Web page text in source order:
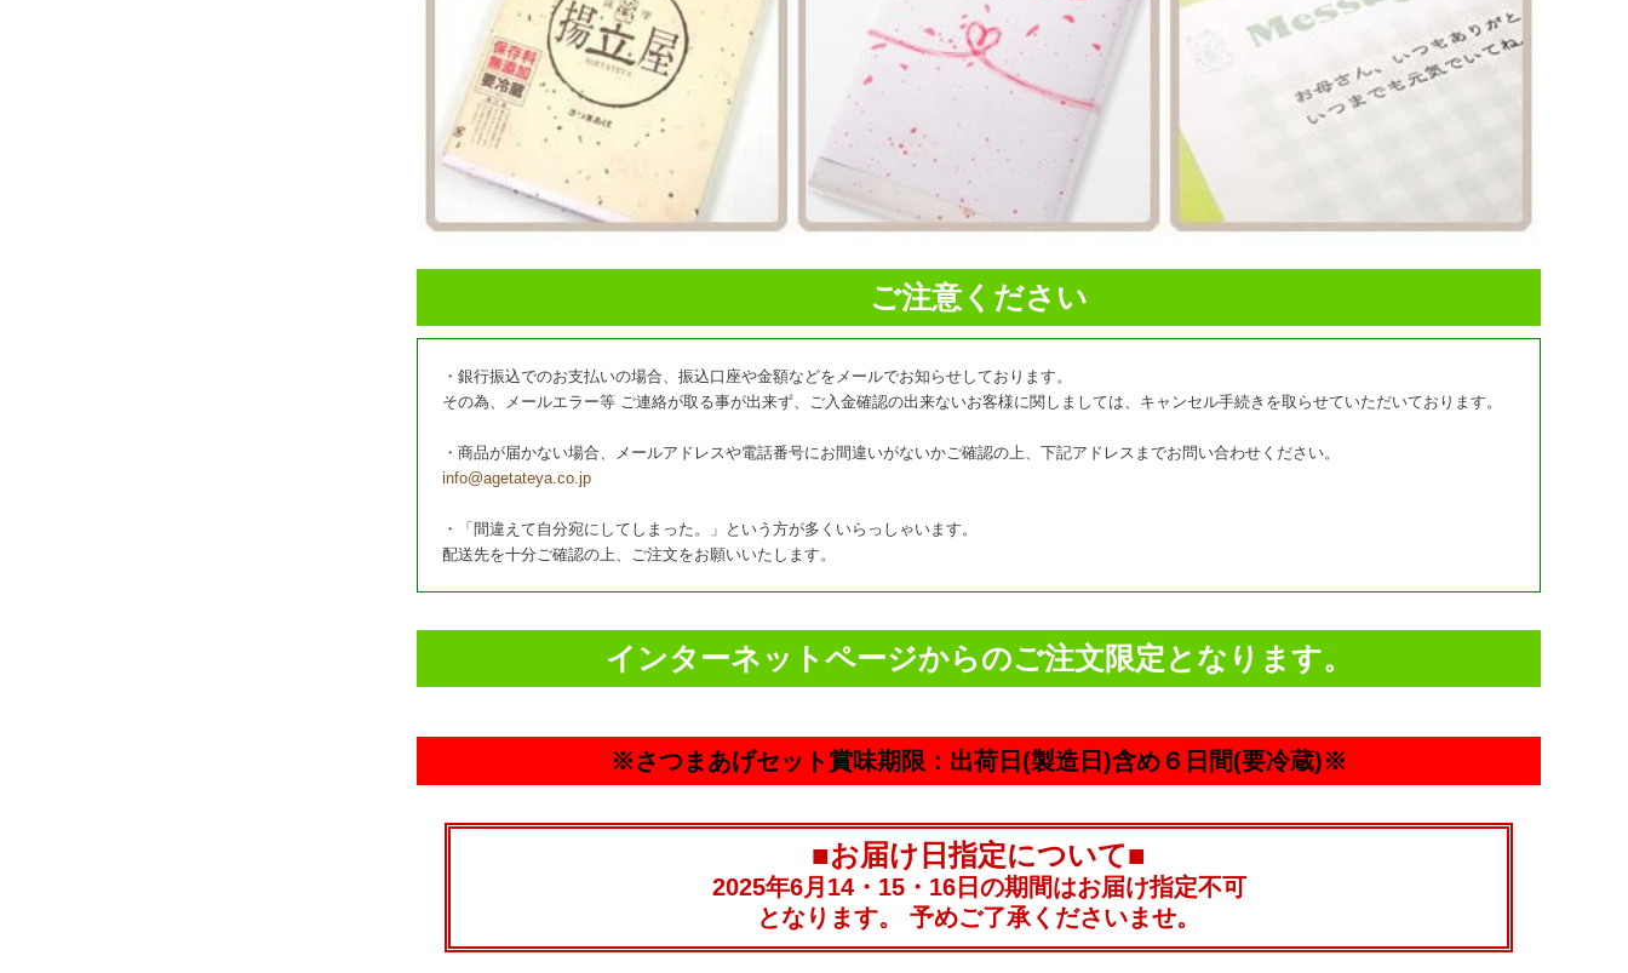
ご注意ください
・銀行振込でのお支払いの場合、振込口座や金額などをメールでお知らせしております。
その為、メールエラー等 ご連絡が取る事が出来ず、ご入金確認の出来ないお客様に関しましては、キャンセル手続きを取らせていただいております。
・商品が届かない場合、メールアドレスや電話番号にお間違いがないかご確認の上、下記アドレスまでお問い合わせください。
info@agetateya.co.jp
・「間違えて自分宛にしてしまった。」という方が多くいらっしゃいます。
配送先を十分ご確認の上、ご注文をお願いいたします。
インターネットページからのご注文限定となります。
※さつまあげセット賞味期限：出荷日(製造日)含め６日間(要冷蔵)※
■お届け日指定について■
2025年6月14・15・16日の期間はお届け指定不可
となります。 予めご了承くださいませ。